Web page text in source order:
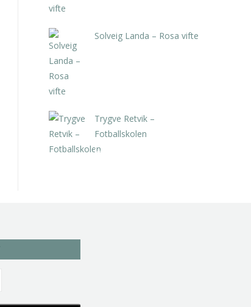
Solveig Landa – Rosa vifte
Trygve Retvik –
Fotballskolen
kr